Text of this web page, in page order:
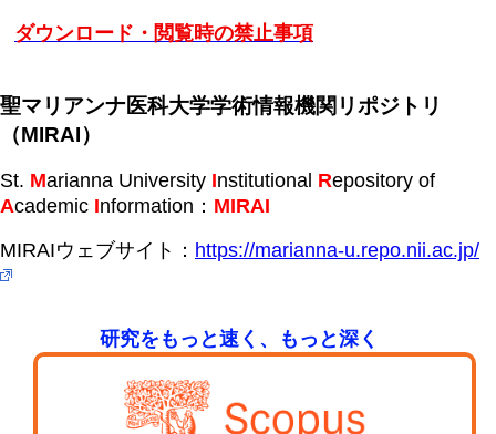
ダウンロード・閲覧時の禁止事項
聖マリアンナ医科大学学術情報機関リポジトリ
（MIRAI）
St. Marianna University Institutional Repository of
Academic Information： MIRAI
MIRAIウェブサイト： https://marianna-u.repo.nii.ac.jp/
研究をもっと速く、もっと深く